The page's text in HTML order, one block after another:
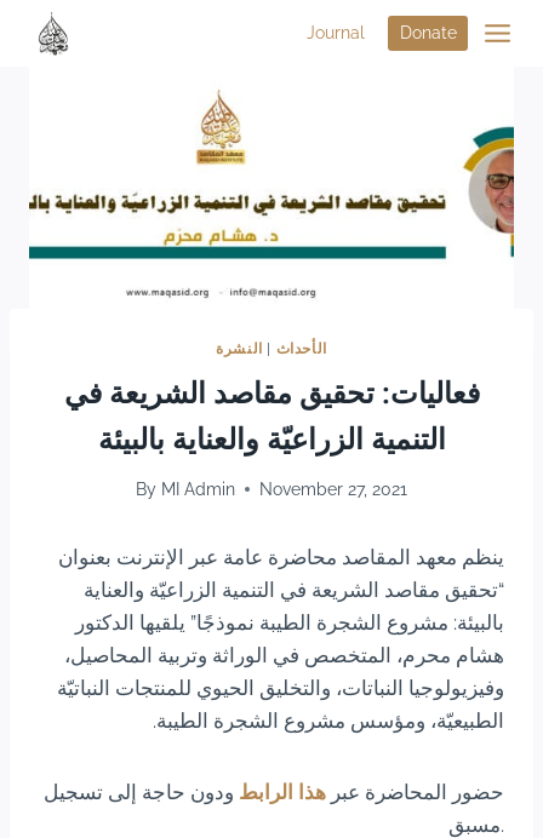
Journal Donate
الأحداث النشرة
فعاليات: تحقيق مقاصد الشريعة في
التنمية الزراعيّة والعناية بالبيئة
By MI Admin November 27, 2021
ينظم معهد المقاصد محاضرة عامة عبر الإنترنت بعنوان
“تحقيق مقاصد الشريعة في التنمية الزراعيّة والعناية
بالبيئة: مشروع الشجرة الطيبة نموذجًا” يلقيها الدكتور
هشام محرم، المتخصص في الوراثة وتربية المحاصيل،
وفيزيولوجيا النباتات، والتخليق الحيوي للمنتجات النباتيّة
الطبيعيّة، ومؤسس مشروع الشجرة الطيبة.
حضور المحاضرة عبر هذا الرابط ودون حاجة إلى تسجيل
مسبق.